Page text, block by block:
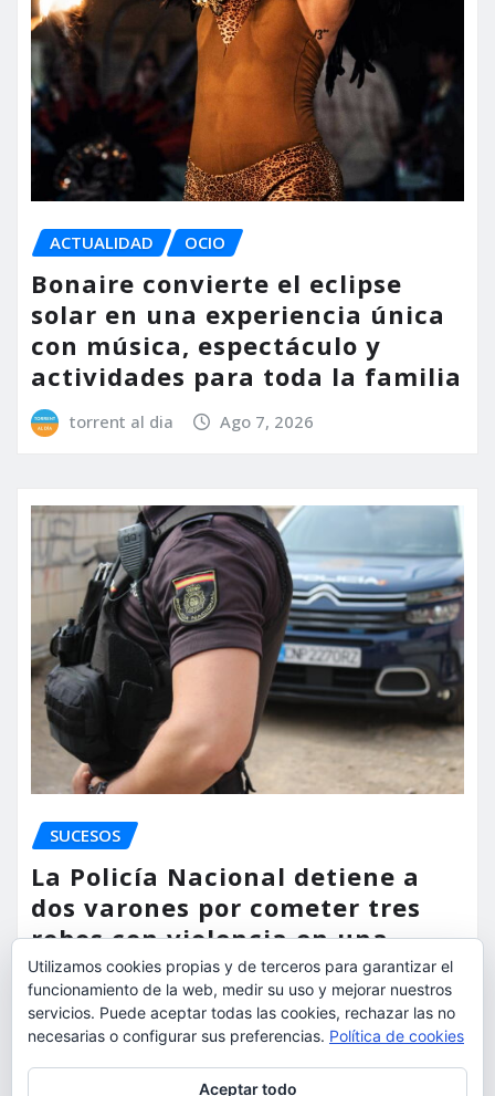
ACTUALIDAD OCIO
Bonaire convierte el eclipse
solar en una experiencia única
con música, espectáculo y
actividades para toda la familia
torrent al dia Ago 7, 2026
SUCESOS
La Policía Nacional detiene a
dos varones por cometer tres
robos con violencia en una
misma mañana
torrent al dia Ago 7, 2026
Utilizamos cookies propias y de terceros para garantizar el
funcionamiento de la web, medir su uso y mejorar nuestros
servicios. Puede aceptar todas las cookies, rechazar las no
necesarias o configurar sus preferencias. Política de cookies
Aceptar todo